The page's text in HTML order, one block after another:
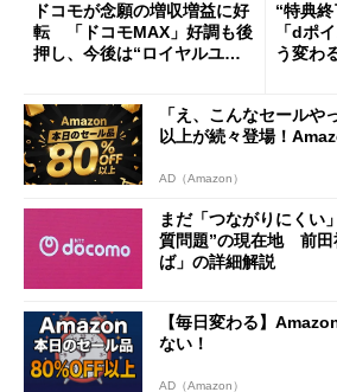
ドコモが念願の増収増益に好
転 「ドコモMAX」好調も後
押し、今後は“ロイヤルユー
“特典終
「dポ
う変わ
「え、こんなセールや
以上が続々登場！
AD（Amazon）
まだ「つながりにくい
質問題”の現在地 前田
ば」の詳細解説
【毎日変わる】
ない！
AD（Amazon）